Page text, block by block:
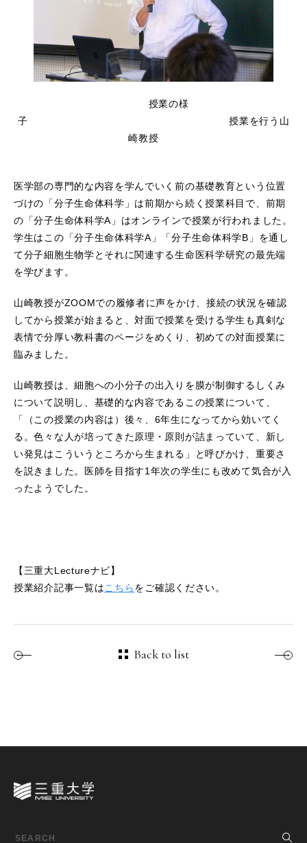
授業の様
子 授業を行う山
崎教授
医学部の専門的な内容を学んでいく前の基礎教育という位置
づけの「分子生命体科学」は前期から続く授業科目で、前期
の「分子生命体科学A」はオンラインで授業が行われました。
学生はこの「分子生命体科学A」「分子生命体科学B」を通し
て分子細胞生物学とそれに関連する生命医科学研究の最先端
を学びます。
山崎教授がZOOMでの履修者に声をかけ、接続の状況を確認
してから授業が始まると、対面で授業を受ける学生も真剣な
表情で分厚い教科書のページをめくり、初めての対面授業に
臨みました。
山崎教授は、細胞への小分子の出入りを膜が制御するしくみ
について説明し、基礎的な内容であるこの授業について、
「（この授業の内容は）後々、6年生になってから効いてく
る。色々な人が培ってきた原理・原則が詰まっていて、新し
い発見はこういうところから生まれる」と呼びかけ、重要さ
を説きました。医師を目指す1年次の学生にも改めて気合が入
ったようでした。
【三重大Lectureナビ】
授業紹介記事一覧はこちらをご確認ください。
Back to list